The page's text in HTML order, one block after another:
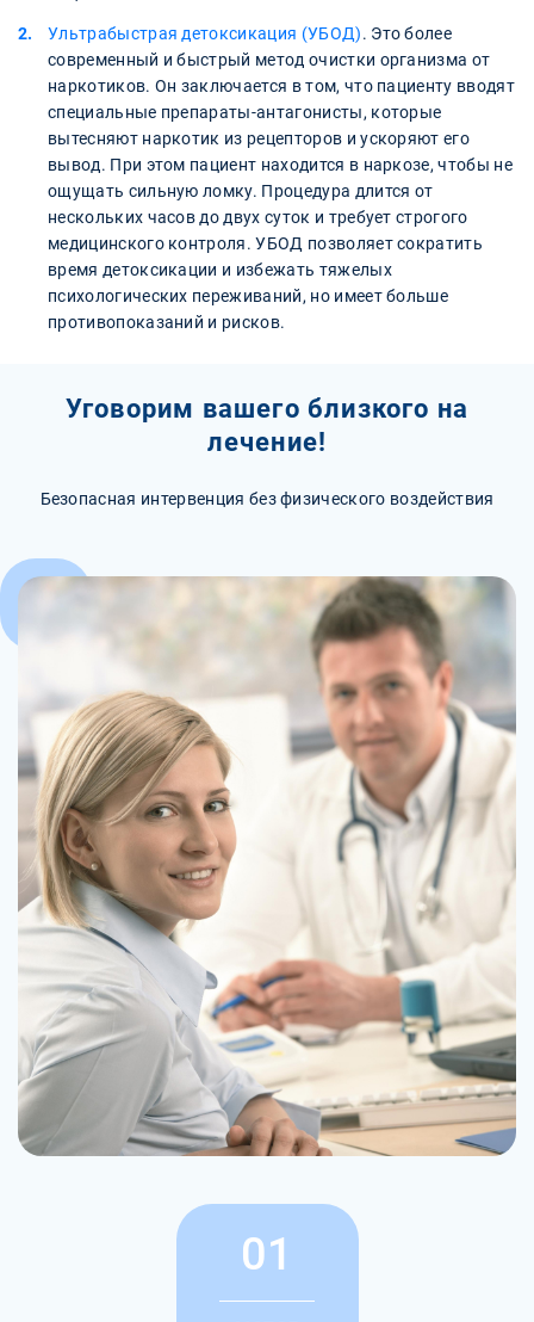
Ультрабыстрая детоксикация (УБОД). Это более
современный и быстрый метод очистки организма от
наркотиков. Он заключается в том, что пациенту вводят
специальные препараты-антагонисты, которые
вытесняют наркотик из рецепторов и ускоряют его
вывод. При этом пациент находится в наркозе, чтобы не
ощущать сильную ломку. Процедура длится от
нескольких часов до двух суток и требует строгого
медицинского контроля. УБОД позволяет сократить
время детоксикации и избежать тяжелых
психологических переживаний, но имеет больше
противопоказаний и рисков.
Уговорим вашего близкого на
лечение!
Безопасная интервенция без физического воздействия
01